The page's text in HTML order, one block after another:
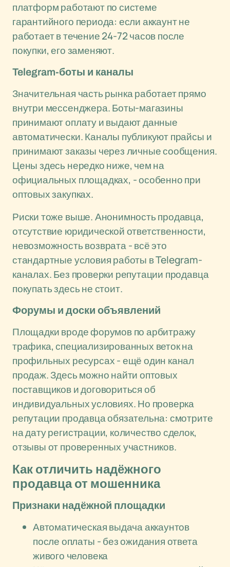
платформ работают по системе
гарантийного периода: если аккаунт не
работает в течение 24-72 часов после
покупки, его заменяют.
Telegram-боты и каналы
Значительная часть рынка работает прямо
внутри мессенджера. Боты-магазины
принимают оплату и выдают данные
автоматически. Каналы публикуют прайсы и
принимают заказы через личные сообщения.
Цены здесь нередко ниже, чем на
официальных площадках, - особенно при
оптовых закупках.
Риски тоже выше. Анонимность продавца,
отсутствие юридической ответственности,
невозможность возврата - всё это
стандартные условия работы в Telegram-
каналах. Без проверки репутации продавца
покупать здесь не стоит.
Форумы и доски объявлений
Площадки вроде форумов по арбитражу
трафика, специализированных веток на
профильных ресурсах - ещё один канал
продаж. Здесь можно найти оптовых
поставщиков и договориться об
индивидуальных условиях. Но проверка
репутации продавца обязательна: смотрите
на дату регистрации, количество сделок,
отзывы от проверенных участников.
Как отличить надёжного
продавца от мошенника
Признаки надёжной площадки
Автоматическая выдача аккаунтов
после оплаты - без ожидания ответа
живого человека